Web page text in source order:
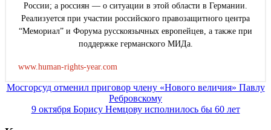
России; а россиян — о ситуации в этой области в Германии.
Реализуется при участии российского правозащитного центра
“Мемориал” и Форума русскоязычных европейцев, а также при
поддержке германского МИДа.
www.human-rights-year.com
Навигация
Мосгорсуд отменил приговор члену «Нового величия» Павлу
Ребровскому
9 октября Борису Немцову исполнилось бы 60 лет